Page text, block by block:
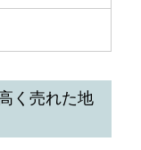
く売れた地